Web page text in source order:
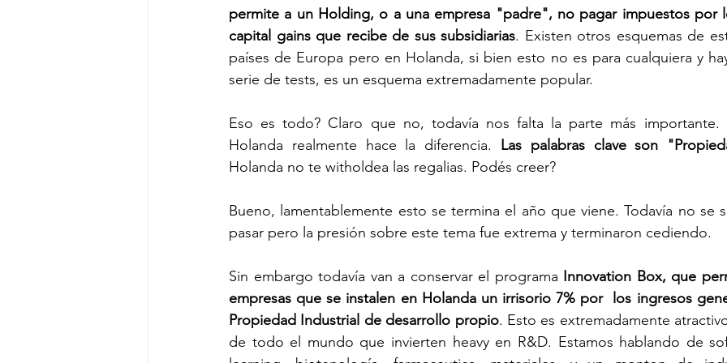
permite a un Holding, o a una empresa "padre", no pagar impuestos por
capital gains que recibe de sus subsidiarias. Existen otros esquemas de
países de Europa pero en Holanda, si bien esto no es para cualquiera y
serie de tests, es un esquema extremadamente popular.
Eso es todo? Claro que no, todavía nos falta la parte más
Holanda realmente hace la diferencia.
Holanda no te witholdea las regalias. Podés creer?
Bueno, lamentablemente esto se termina el año que viene. Todavía no se
pasar pero la presión sobre este tema fue extrema y terminaron cediendo.
Sin embargo todavía van a conservar el programa Innovation Box, que
empresas que se instalen en Holanda un irrisorio 7% por  los ingresos
Propiedad Industrial de desarrollo propio. Esto es extremadamente
de todo el mundo que invierten heavy en R&D. Estamos hablando de